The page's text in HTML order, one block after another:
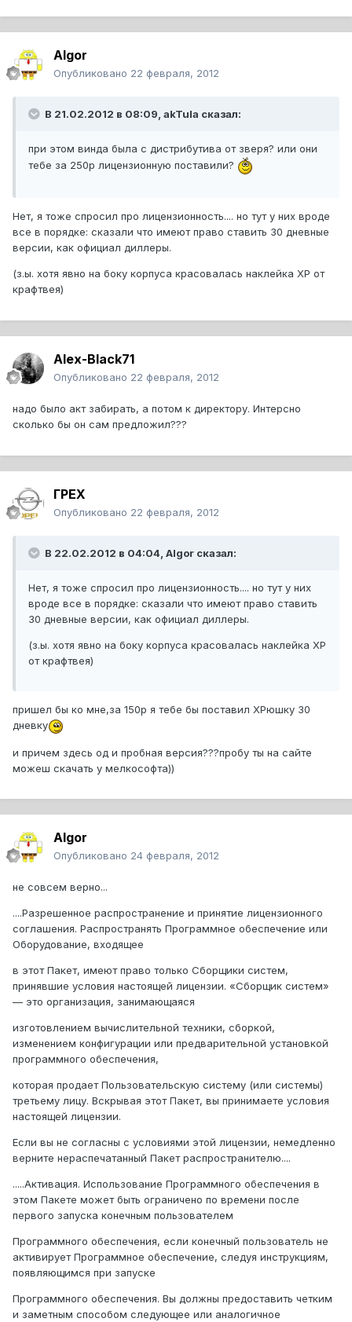
Algor
Опубликовано 22 февраля, 2012
В 21.02.2012 в 08:09, akTula сказал:
при этом винда была с дистрибутива от зверя? или они
тебе за 250р лицензионную поставили?
Нет, я тоже спросил про лицензионность.... но тут у них вроде
все в порядке: сказали что имеют право ставить 30 дневные
версии, как официал диллеры.
(з.ы. хотя явно на боку корпуса красовалась наклейка XP от
крафтвея)
Alex-Black71
Опубликовано 22 февраля, 2012
надо было акт забирать, а потом к директору. Интерсно
сколько бы он сам предложил???
ГРЕХ
Опубликовано 22 февраля, 2012
В 22.02.2012 в 04:04, Algor сказал:
Нет, я тоже спросил про лицензионность.... но тут у них
вроде все в порядке: сказали что имеют право ставить
30 дневные версии, как официал диллеры.
(з.ы. хотя явно на боку корпуса красовалась наклейка XP
от крафтвея)
пришел бы ко мне,за 150р я тебе бы поставил ХРюшку 30
дневку
и причем здесь од и пробная версия???пробу ты на сайте
можеш скачать у мелкософта))
Algor
Опубликовано 24 февраля, 2012
не совсем верно...
....Разрешенное распространение и принятие лицензионного
соглашения. Распространять Программное обеспечение или
Оборудование, входящее
в этот Пакет, имеют право только Сборщики систем,
принявшие условия настоящей лицензии. «Сборщик систем»
— это организация, занимающаяся
изготовлением вычислительной техники, сборкой,
изменением конфигурации или предварительной установкой
программного обеспечения,
которая продает Пользовательскую систему (или системы)
третьему лицу. Вскрывая этот Пакет, вы принимаете условия
настоящей лицензии.
Если вы не согласны с условиями этой лицензии, немедленно
верните нераспечатанный Пакет распространителю....
.....Активация. Использование Программного обеспечения в
этом Пакете может быть ограничено по времени после
первого запуска конечным пользователем
Программного обеспечения, если конечный пользователь не
активирует Программное обеспечение, следуя инструкциям,
появляющимся при запуске
Программного обеспечения. Вы должны предоставить четким
и заметным способом следующее или аналогичное